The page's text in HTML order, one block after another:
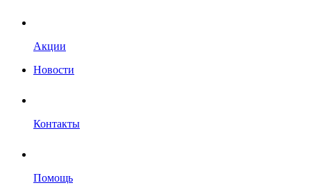
Акции
Новости
Контакты
Помощь